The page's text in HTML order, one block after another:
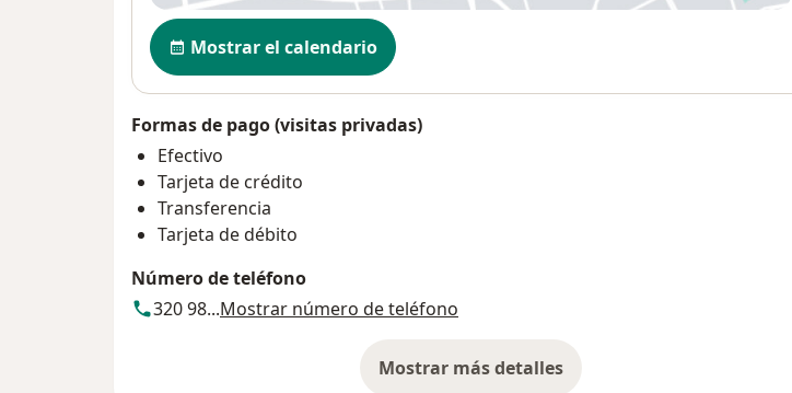
Disponibilidad
Mostrar el calendario
Formas de pago (visitas privadas)
Efectivo
Tarjeta de crédito
Transferencia
Tarjeta de débito
Número de teléfono
320 98...Mostrar número de teléfono
Mostrar más detalles
sobre la dirección